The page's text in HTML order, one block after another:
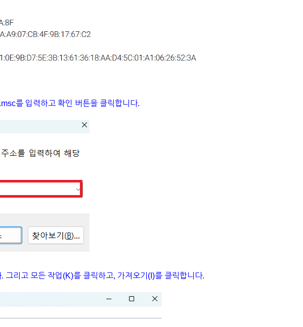
를 입력하고 확인 버튼을 클릭합니다.
리고 모든 작업(K)를 클릭하고, 가져오기(I)를 클릭합니다.